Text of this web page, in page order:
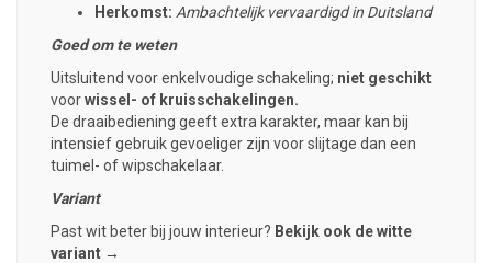
Herkomst: Ambachtelijk vervaardigd in Duitsland
Goed om te weten
Uitsluitend voor enkelvoudige schakeling; niet geschikt
voorwissel- of kruisschakelingen.
De draaibediening geeft extra karakter, maar kan bij
intensief gebruik gevoeliger zijn voor slijtage dan een
tuimel- of wipschakelaar.
Variant
Past wit beter bij jouw interieur? Bekijk ook de witte
variant →